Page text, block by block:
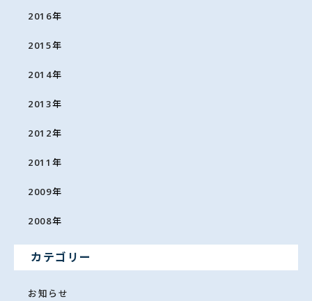
2016年
2015年
2014年
2013年
2012年
2011 年
2009年
2008年
カテゴリー
お知らせ